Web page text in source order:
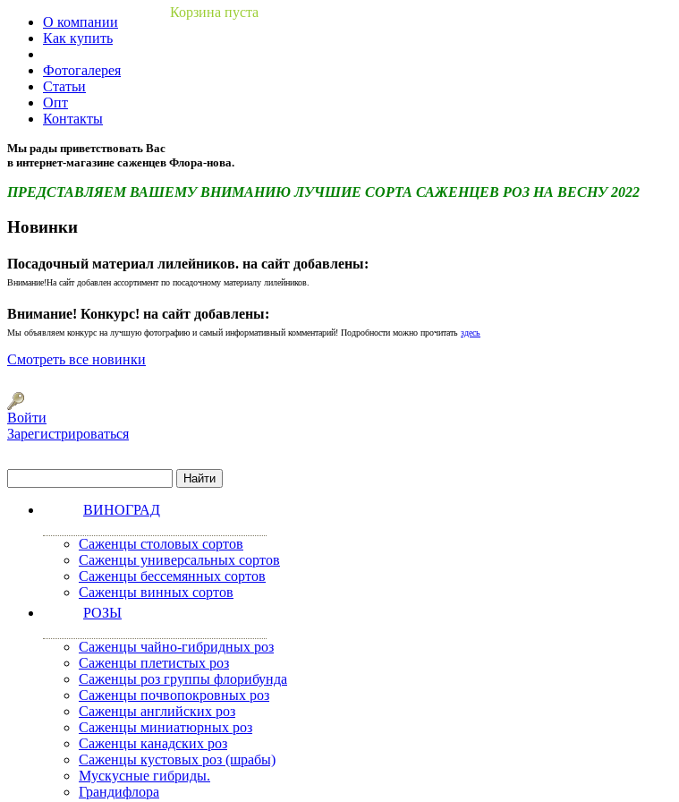
Корзина пуста
О компании
Как купить
Фотогалерея
Статьи
Опт
Контакты
Мы рады приветствовать Вас
в интернет-магазине саженцев Флора-нова.
ПРЕДСТАВЛЯЕМ ВАШЕМУ ВНИМАНИЮ ЛУЧШИЕ СОРТА САЖЕНЦЕВ РОЗ НА ВЕСНУ 2022
Новинки
Посадочный материал лилейников. на сайт добавлены:
Внимание!На сайт добавлен ассортимент по посадочному материалу лилейников.
Внимание! Конкурс! на сайт добавлены:
Мы объявляем конкурс на лучшую фотографию и самый информативный комментарий! Подробности можно прочитать здесь
Смотреть все новинки
Войти
Зарегистрироваться
ВИНОГРАД
Саженцы столовых сортов
Саженцы универсальных сортов
Саженцы бессемянных сортов
Саженцы винных сортов
РОЗЫ
Саженцы чайно-гибридных роз
Саженцы плетистых роз
Саженцы роз группы флорибунда
Саженцы почвопокровных роз
Саженцы английских роз
Саженцы миниатюрных роз
Саженцы канадских роз
Саженцы кустовых роз (шрабы)
Мускусные гибриды.
Грандифлора